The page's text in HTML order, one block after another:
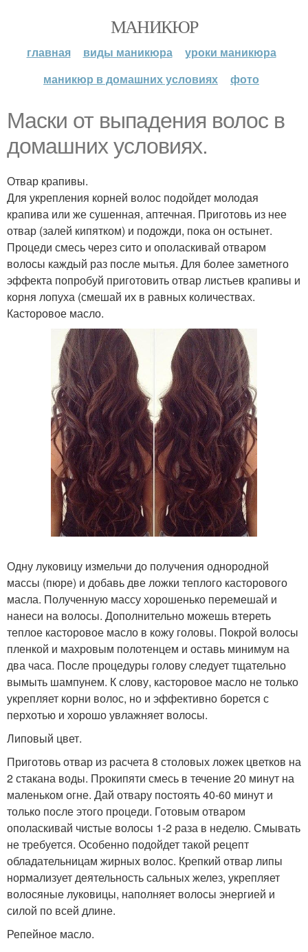
МАНИКЮР
главная виды маникюра
уроки маникюра
маникюр в домашних условиях
фото
Маски от выпадения волос в
домашних условиях.
Отвар крапивы.
Для укрепления корней волос подойдет молодая
крапива или же сушенная, аптечная. Приготовь из нее
отвар (залей кипятком) и подожди, пока он остынет.
Процеди смесь через сито и ополаскивай отваром
волосы каждый раз после мытья. Для более заметного
эффекта попробуй приготовить отвар листьев крапивы и
корня лопуха (смешай их в равных количествах.
Касторовое масло.
Одну луковицу измельчи до получения однородной
массы (пюре) и добавь две ложки теплого касторового
масла. Полученную массу хорошенько перемешай и
нанеси на волосы. Дополнительно можешь втереть
теплое касторовое масло в кожу головы. Покрой волосы
пленкой и махровым полотенцем и оставь минимум на
два часа. После процедуры голову следует тщательно
вымыть шампунем. К слову, касторовое масло не только
укрепляет корни волос, но и эффективно борется с
перхотью и хорошо увлажняет волосы.
Липовый цвет.
Приготовь отвар из расчета 8 столовых ложек цветков на
2 стакана воды. Прокипяти смесь в течение 20 минут на
маленьком огне. Дай отвару постоять 40-60 минут и
только после этого процеди. Готовым отваром
ополаскивай чистые волосы 1-2 раза в неделю. Смывать
не требуется. Особенно подойдет такой рецепт
обладательницам жирных волос. Крепкий отвар липы
нормализует деятельность сальных желез, укрепляет
волосяные луковицы, наполняет волосы энергией и
силой по всей длине.
Репейное масло.